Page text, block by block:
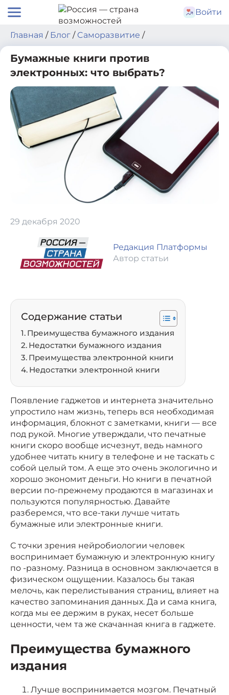
Skip
to
Войти
Главная / Блог /Cаморазвитие /
Бумажные книги против
электронных: что выбрать?
29 декабря 2020
Редакция Платформы
Автор статьи
Содержание статьи
Преимущества бумажного издания
Недостатки бумажного издания
Преимущества электронной книги
Недостатки электронной книги
Появление гаджетов и интернета значительно
упростило нам жизнь, теперь вся необходимая
информация, блокнот с заметками, книги — все
под рукой. Многие утверждали, что печатные
книги скоро вообще исчезнут, ведь намного
удобнее читать книгу в телефоне и не таскать с
собой целый том. А еще это очень экологично и
хорошо экономит деньги. Но книги в печатной
версии по-прежнему продаются в магазинах и
пользуются популярностью. Давайте
разберемся, что все-таки лучше читать
бумажные или электронные книги.
С точки зрения нейробиологии человек
воспринимает бумажную и электронную книгу
по -разному. Разница в основном заключается в
физическом ощущении. Казалось бы такая
мелочь, как перелистывания страниц, влияет на
качество запоминания данных. Да и сама книга,
когда мы ее держим в руках, несет больше
ценности, чем та же скачанная книга в гаджете.
Преимущества бумажного
издания
Лучше воспринимается мозгом. Печатный